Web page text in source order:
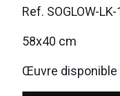
Ref. SOGLOW-
58x40 cm
Œuvre disponible